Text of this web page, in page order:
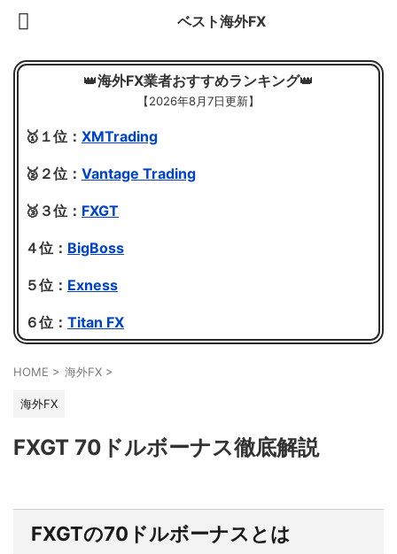
ベスト海外FX
👑海外FX業者おすすめランキング👑
【2026年8月7日更新】
🥇１位： XMTrading
🥈２位： Vantage Trading
🥉３位： FXGT
４位： BigBoss
５位： Exness
６位： Titan FX
HOME > 海外FX >
海外FX
FXGT 70ドルボーナス徹底解説
FXGTの70ドルボーナスとは